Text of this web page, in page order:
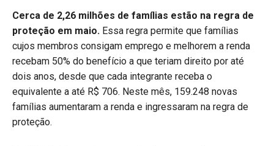
Cerca de 2,26 milhões de famílias estão na regra de
proteção em maio. Essa regra permite que famílias
cujos membros consigam emprego e melhorem a renda
recebam 50% do benefício a que teriam direito por até
dois anos, desde que cada integrante receba o
equivalente a até R$ 706. Neste mês, 159.248 novas
famílias aumentaram a renda e ingressaram na regra de
proteção.